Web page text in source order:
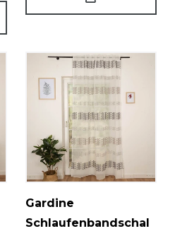
Gardine
Schlaufenbandschal